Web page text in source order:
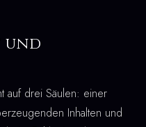
auf drei Säulen: einer
Inhalten und